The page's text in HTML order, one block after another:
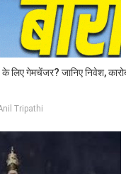
के लिए गेमचेंजर? जानिए निवेश,
Tripathi